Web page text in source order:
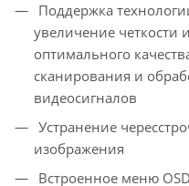
Поддержка
увеличение четкости
оптимального
сканирования и
видеосигналов
Устранение
изображения
Встроенное меню